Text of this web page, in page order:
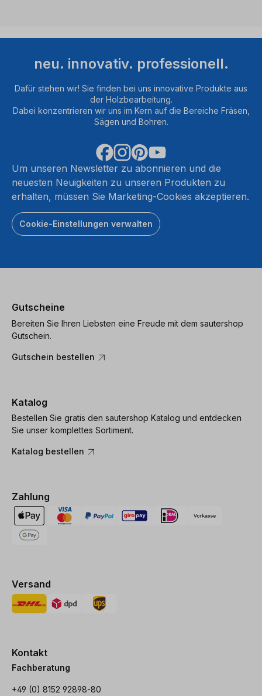
neu. innovativ. professionell.
Dafür stehen wir! Sie finden bei uns innovative Produkte aus
der Holzbearbeitung.
Dabei konzentrieren wir uns im Kern auf die Bereiche Fräsen,
Sägen und Bohren.
Um unseren Newsletter zu abonnieren und die
neuesten Neuigkeiten zu unseren Produkten zu
erhalten, müssen Sie Marketing-Cookies akzeptieren.
Cookie-Einstellungen verwalten
Gutscheine
Bereiten Sie Ihren Liebsten eine Freude mit dem sautershop
Gutschein.
Gutschein bestellen
Katalog
Bestellen Sie gratis den sautershop Katalog und entdecken
Sie unser komplettes Sortiment.
Katalog bestellen
Zahlung
Versand
Kontakt
Fachberatung
+49 (0) 8152 92898-80